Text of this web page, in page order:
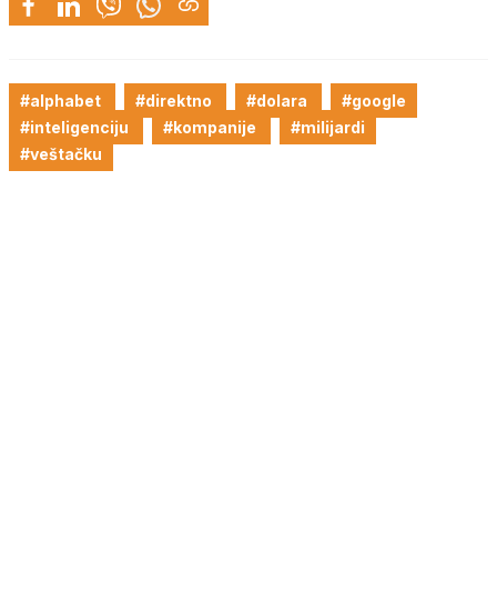
#alphabet #direktno #dolara
#google
#inteligenciju
#kompanije
#milijardi
#veštačku